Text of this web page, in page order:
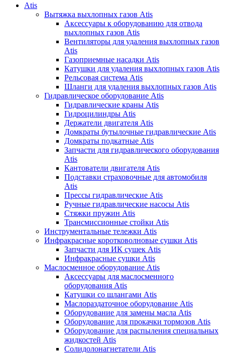
Atis
Вытяжка выхлопных газов Atis
Аксессуары к оборудованию для отвода
выхлопных газов Atis
Вентиляторы для удаления выхлопных газов
Atis
Газоприемные насадки Atis
Катушки для удаления выхлопных газов Atis
Рельсовая система Atis
Шланги для удаления выхлопных газов Atis
Гидравлическое оборудование Atis
Гидравлические краны Atis
Гидроцилиндры Atis
Держатели двигателя Atis
Домкраты бутылочные гидравлические Atis
Домкраты подкатные Atis
Запчасти для гидравлического оборудования
Atis
Кантователи двигателя Atis
Подставки страховочные для автомобиля
Atis
Прессы гидравлические Atis
Ручные гидравлические насосы Atis
Стяжки пружин Atis
Трансмиссионные стойки Atis
Инструментальные тележки Atis
Инфракрасные коротковолновые сушки Atis
Запчасти для ИК сушек Atis
Инфракрасные сушки Atis
Маслосменное оборудование Atis
Аксессуары для маслосменного
оборудования Atis
Катушки со шлангами Atis
Маслораздаточное оборудование Atis
Оборудование для замены масла Atis
Оборудование для прокачки тормозов Atis
Оборудование для распыления специальных
жидкостей Atis
Солидолонагнетатели Atis